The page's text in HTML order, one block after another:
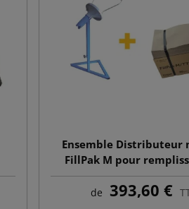
Ensemble Distributeur
FillPak M pour
papier + Remplissage
Kraft 50g
de 393,60 €